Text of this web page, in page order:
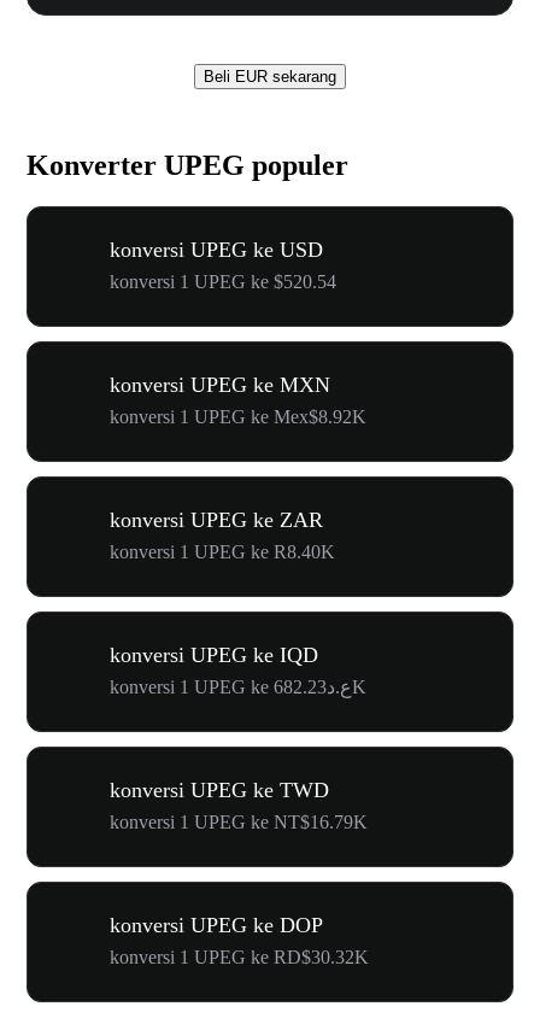
Beli EUR sekarang
Konverter UPEG populer
konversi UPEG ke USD
konversi 1 UPEG ke $520.54
konversi UPEG ke MXN
konversi 1 UPEG ke Mex$8.92K
konversi UPEG ke ZAR
konversi 1 UPEG ke R8.40K
konversi UPEG ke IQD
konversi 1 UPEG ke ع.د682.23K
konversi UPEG ke TWD
konversi 1 UPEG ke NT$16.79K
konversi UPEG ke DOP
konversi 1 UPEG ke RD$30.32K